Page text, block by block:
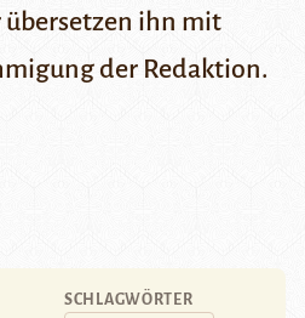
übersetzen ihn mit
der Redaktion.
SCHLAGWÖRTER